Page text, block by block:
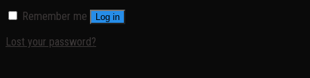
Remember me
Log in
Lost your password?